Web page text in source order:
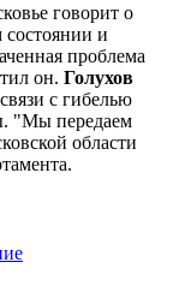
говорит о
и
проблема
он. Голухов
с гибелью
"Мы передаем
области